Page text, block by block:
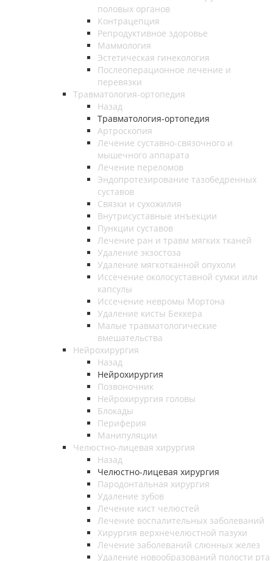
половых органов
Контрацепция
Репродуктивное здоровье
Маммология
Эстетическая гинекология
Послеоперационное лечение и
перевязки
Травматология-ортопедия
Назад
Травматология-ортопедия
Артроскопия
Лечение суставно-связочного и
мышечного аппарата
Лечение переломов
Эндопротезирование тазобедренных
суставов
Связки и сухожилия
Внутрисуставные инъекции
Пункции суставов
Лечение ран и травм мягких тканей
Удаление экзостоза
Удаление мягкотканной опухоли
Иссечение околосуставной сумки или
капсулы
Иссечение невромы Мортона
Удаление кисты Беккера
Малые травматологические
вмешательства
Нейрохирургия
Назад
Нейрохирургия
Позвоночник
Нейрохирургия головы
Блокады
Периферия
Манипуляции
Челюстно-лицевая хирургия
Назад
Челюстно-лицевая хирургия
Пародонтальная хирургия
Удаление зубов
Лечение кист челюстей
Лечение воспалительных заболеваний
Хирургия верхнечелюстной пазухи
Лечение заболеваний слюнных желез
Удаление новообразований полости рта